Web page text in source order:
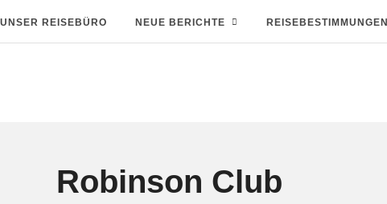
UNSER REISEBÜRO NEUE BERICHTE REISEBESTIMMUNGEN
Robinson Club